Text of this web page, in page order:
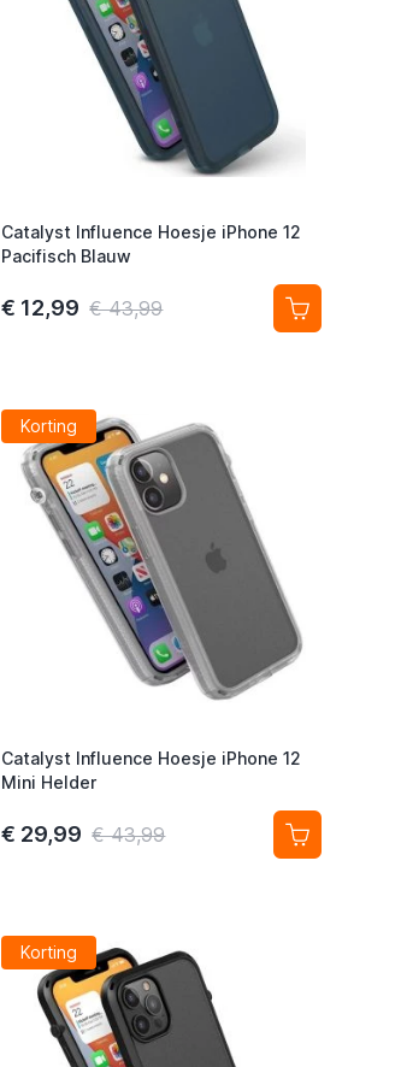
Catalyst Influence Hoesje iPhone 12
Pacifisch Blauw
€ 12,99 € 43,99
Korting
Catalyst Influence Hoesje iPhone 12
Mini Helder
€ 29,99 € 43,99
Korting